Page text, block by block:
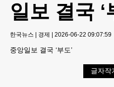
일보 결국 ‘
한국뉴스 | 경제 | 2026-06-22 09:07:59
중앙일보 결국 ‘부도’
글자작